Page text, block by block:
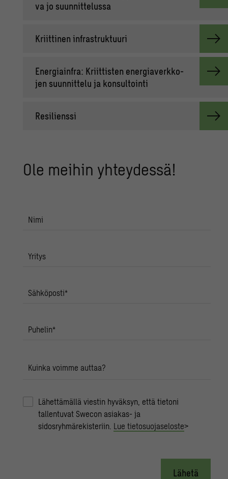
va jo suun­nit­te­lus­sa
Kriit­ti­nen in­fra­struk­tuu­ri
Ener­giain­fra: Kriit­tis­ten ener­gia­verk­ko­
jen suun­nit­te­lu ja kon­sul­toin­ti
Re­si­liens­si
Ole mei­hin yh­tey­des­sä!
Nimi
Yritys
Sähköposti*
Puhelin*
Kuinka voimme auttaa?
Lähettämällä viestin hyväksyn, että tietoni
tallentuvat Swecon asiakas- ja
sidosryhmärekisteriin. Lue tietosuojaseloste>
Lähetä